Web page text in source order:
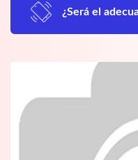
¿Será el